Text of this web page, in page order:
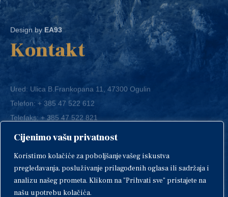
Cijenimo vašu privatnost
Koristimo kolačiće za poboljšanje vašeg iskustva
pregledavanja, posluživanje prilagođenih oglasa ili sadržaja i
analizu našeg prometa. Klikom na "Prihvati sve" pristajete na
našu upotrebu kolačića.
Design byEA93
Kontakt
Ured: Ulica B.Frankopana 11, 47300 Ogulin
Telefon:+ 385 47 522 612
Telefaks:+ 385 47 522 821
E-mail:grad-ogulin@ogulin.hr
IBAN: HR1424020061829700009